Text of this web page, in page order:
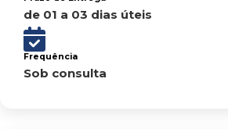
de 01 a 03 dias úteis
Frequência
Sob consulta